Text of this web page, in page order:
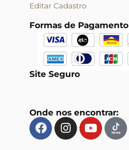
Editar Cadastro
Formas de Pagamento
Site Seguro
Onde nos encontrar: